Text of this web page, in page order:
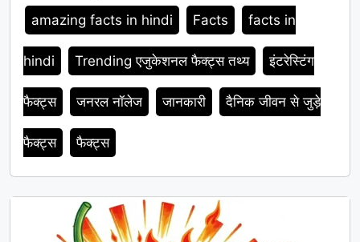
Tags
amazing facts in hindi Facts facts in
hindi Trending एजुकेशनल फैक्ट्स तथ्य इंटरेस्टिंग
फैक्ट्स जनरल नॉलेज जानकारी दैनिक जीवन से जुड़े
फैक्ट्स फैक्ट्स